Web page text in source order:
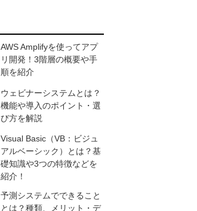
AWS Amplifyを使ってアプ
リ開発！3階層の概要や手
順を紹介
ウェビナーシステムとは？
機能や導入のポイント・選
び方を解説
Visual Basic（VB：ビジュ
アルベーシック）とは？基
礎知識や3つの特徴などを
紹介！
予測システムでできること
とは？種類、メリット・デ